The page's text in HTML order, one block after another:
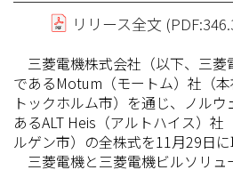
リリース全文
三菱電機株式会社（以下、三菱
であるMotum（モートム）社（
トックホルム市）を通じ、ノル
あるALT Heis（アルトハイス）
ルゲン市）の全株式を11月29日に
三菱電機と三菱電機ビルソリュ